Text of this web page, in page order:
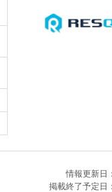
情報更新日
掲載終了予定日